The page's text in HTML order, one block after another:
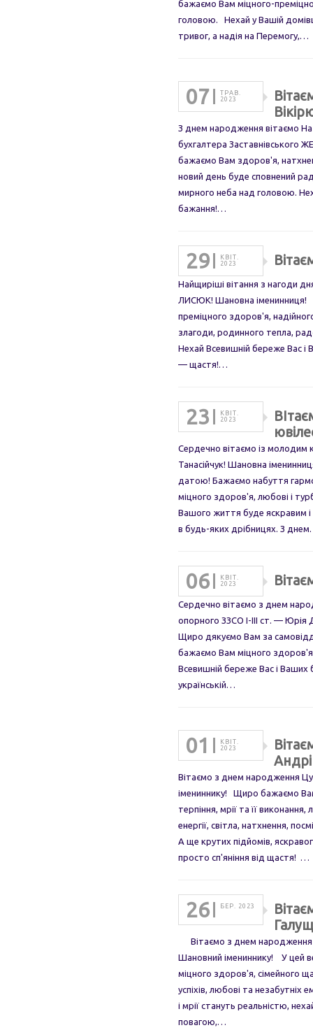
бажаємо Вам міцного-
головою. Нехай у Вашій
тривог, а надія на Перемогу,…
07
ТРАВ.
2023
З днем народження вітаємо
бухгалтера
бажаємо Вам здоров'я,
новий день буде сповнений
мирного неба над головою.
бажання!…
29
КВІТ.
2023
Найщиріші вітання з нагоди
ЛИСЮК! Шановна іменинниця!
преміцного здоров'я,
злагоди, родинного тепла,
Нехай Всевишній береже Вас і
— щастя!…
23
КВІТ.
2023
Сердечно вітаємо із молодим
Танасійчук! Шановна
датою! Бажаємо набуття
міцного здоров'я, любові і
Вашого життя буде яскравим
в будь-яких дрібницях. З
06
КВІТ.
2023
Сердечно вітаємо з днем
опорного ЗЗСО І-ІІІ ст. —
Щиро дякуємо Вам за
бажаємо Вам міцного здоров'я
Всевишній береже Вас і Ваших
українській…
01
КВІТ.
2023
Вітаємо з днем народження
імениннику! Щиро бажаємо
терпіння, мрії та її
енергії, світла, натхнення,
А ще крутих підйомів,
просто сп'яніння від щастя! …
26 БЕР. 2023
Вітаємо з днем народження
Шановний імениннику! У цей
міцного здоров'я, сімейного
успіхів, любові та незабутніх
і мрії стануть реальністю,
повагою,…